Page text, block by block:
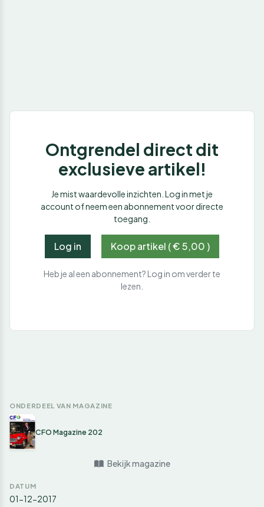
Ontgrendel direct dit
exclusieve artikel!
Je mist waardevolle inzichten. Log in met je
account of neem een abonnement voor directe
toegang.
Log in Koop artikel ( € 5,00 )
Heb je al een abonnement? Log in om verder te
lezen.
ONDERDEEL VAN MAGAZINE
CFO Magazine 202
Bekijk magazine
DATUM
01-12-2017